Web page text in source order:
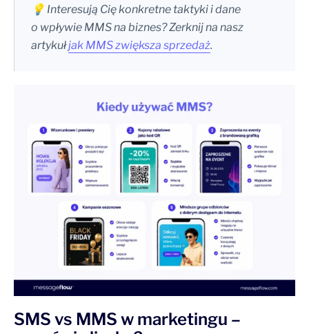
💡 Interesują Cię konkretne taktyki i dane
o wpływie MMS na biznes? Zerknij na nasz
artykułjak MMS zwiększa sprzedaż.
SMS vs MMS w marketingu –